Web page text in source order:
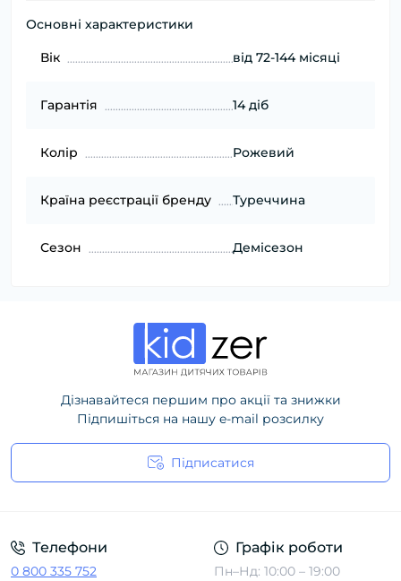
Основні характеристики
Вік від 72-144 місяці
Гарантія 14 діб
Колір Рожевий
Країна реєстрації бренду Туреччина
Сезон Демісезон
Дізнавайтеся першим про акції та знижки
Підпишіться на нашу e-mail розсилку
Підписатися
Телефони
0 800 335 752
Графік роботи
Пн–Нд: 10:00 – 19:00